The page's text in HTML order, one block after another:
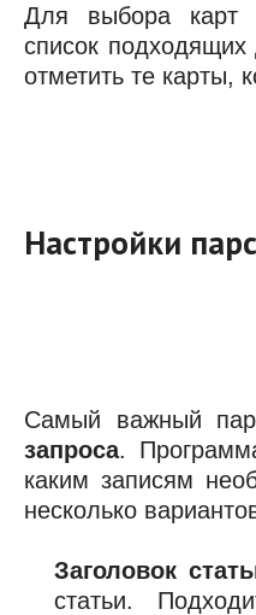
Для выбора карт
список подходящих
отметить те карты,
Настройки
Самый важный
запроса.
каким записям
несколько
Заголовок
статьи.